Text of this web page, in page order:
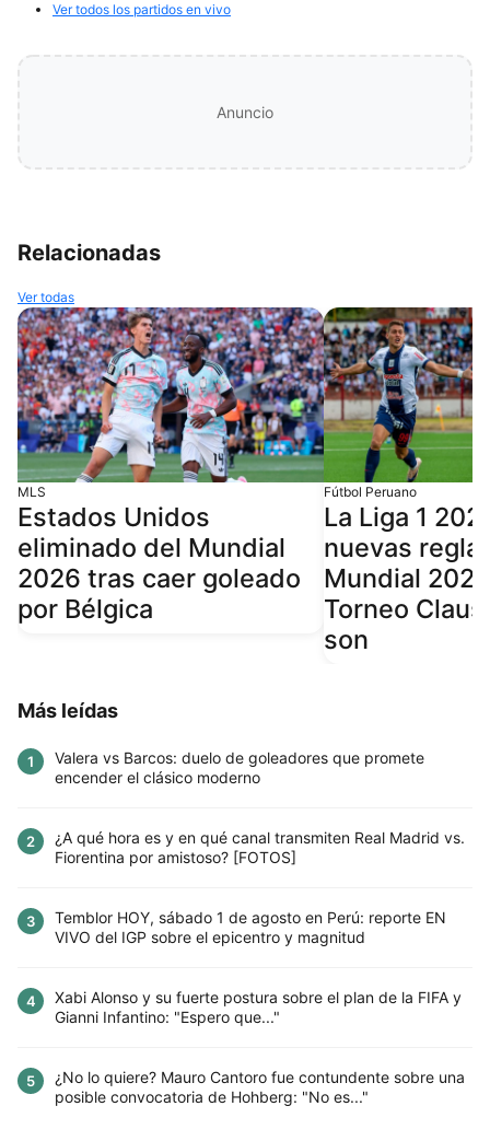
Este sitio utiliza cookies para mejorar la
Ver todos los partidos en vivo
Anuncio
Relacionadas
Ver todas
MLS
Estados Unidos
eliminado del Mundial
2026 tras caer goleado
por Bélgica
Fútbol Peruano
La Liga 1
nuevas
Mundial
Torneo
son
Más leídas
1
Valera vs Barcos: duelo de goleadores que promete
encender el clásico moderno
2
¿A qué hora es y en qué canal transmiten Real Madrid vs.
Fiorentina por amistoso? [FOTOS]
3
Temblor HOY, sábado 1 de agosto en Perú: reporte EN
VIVO del IGP sobre el epicentro y magnitud
4
Xabi Alonso y su fuerte postura sobre el plan de la FIFA y
Gianni Infantino: "Espero que..."
5
¿No lo quiere? Mauro Cantoro fue contundente sobre una
posible convocatoria de Hohberg: "No es..."